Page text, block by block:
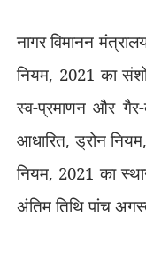
नागर विमानन
नियम, 2021 का
स्व-प्रमाणन और गैर-
आधारित,ड्रोन नियम,
नियम, 2021 का
अंतिम तिथि पांच